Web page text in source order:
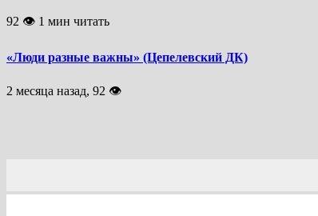
92 👁 1 мин читать
«Люди разные важны» (Цепелевский ДК)
2 месяца назад, 92 👁